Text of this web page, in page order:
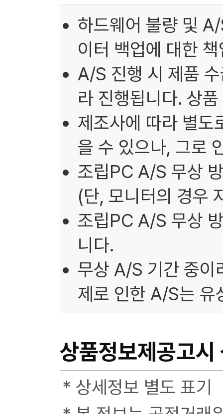
하드웨어 불량 및
이터 백업에 대한
A/S 진행 시 제품
라 진행됩니다. 상
제조사에 따라 별
을 수 있으나, 그로
조립PC A/S 무상
(단, 모니터의 경우
조립PC A/S 무상
니다.
무상 A/S 기간 중이
제로 인한 A/S는 유
상품정보제공고시
* 상세정보 별도 표기